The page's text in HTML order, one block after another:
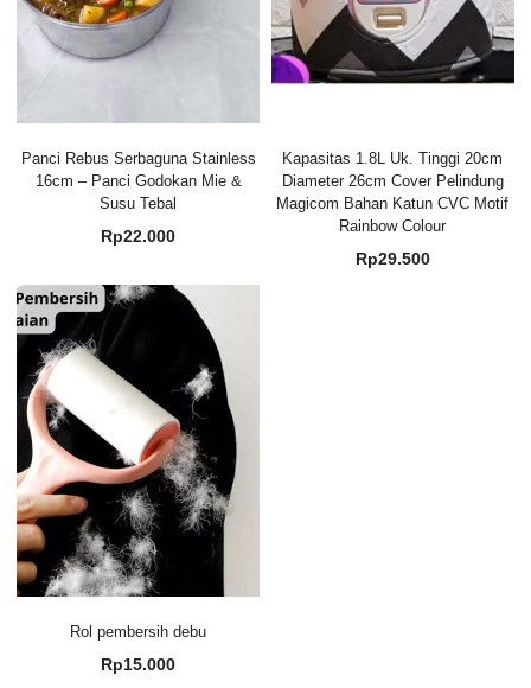
Panci Rebus Serbaguna Stainless
16cm – Panci Godokan Mie &
Susu Tebal
Rp22.000
Kapasitas 1.8L Uk. Tinggi 20cm
Diameter 26cm Cover Pelindung
Magicom Bahan Katun CVC Motif
Rainbow Colour
Rp29.500
Rol pembersih debu
Rp15.000